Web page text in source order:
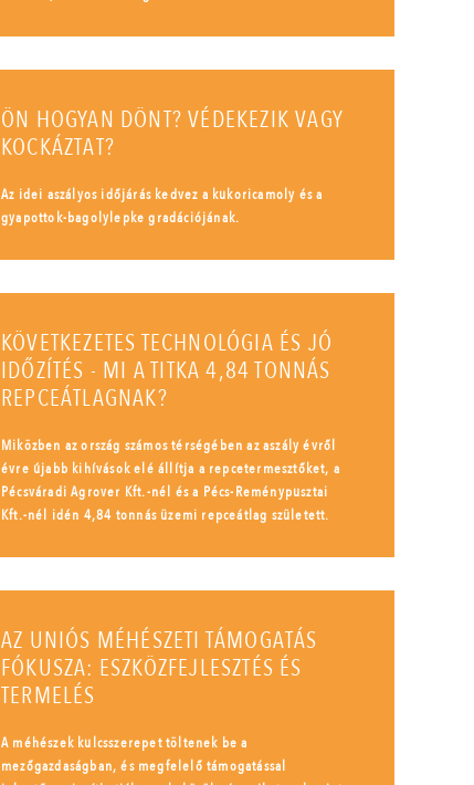
ÖN HOGYAN DÖNT? VÉDEKEZIK VAGY
KOCKÁZTAT?
Az idei aszályos időjárás kedvez a kukoricamoly és a
gyapottok-bagolylepke gradációjának.
KÖVETKEZETES TECHNOLÓGIA ÉS JÓ
IDŐZÍTÉS - MI A TITKA 4,84 TONNÁS
REPCEÁTLAGNAK?
Miközben az ország számos térségében az aszály évről
évre újabb kihívások elé állítja a repcetermesztőket, a
Pécsváradi Agrover Kft.-nél és a Pécs-Reménypusztai
Kft.-nél idén 4,84 tonnás üzemi repceátlag született.
AZ UNIÓS MÉHÉSZETI TÁMOGATÁS
FÓKUSZA: ESZKÖZFEJLESZTÉS ÉS
TERMELÉS
A méhészek kulcsszerepet töltenek be a
mezőgazdaságban, és megfelelő támogatással